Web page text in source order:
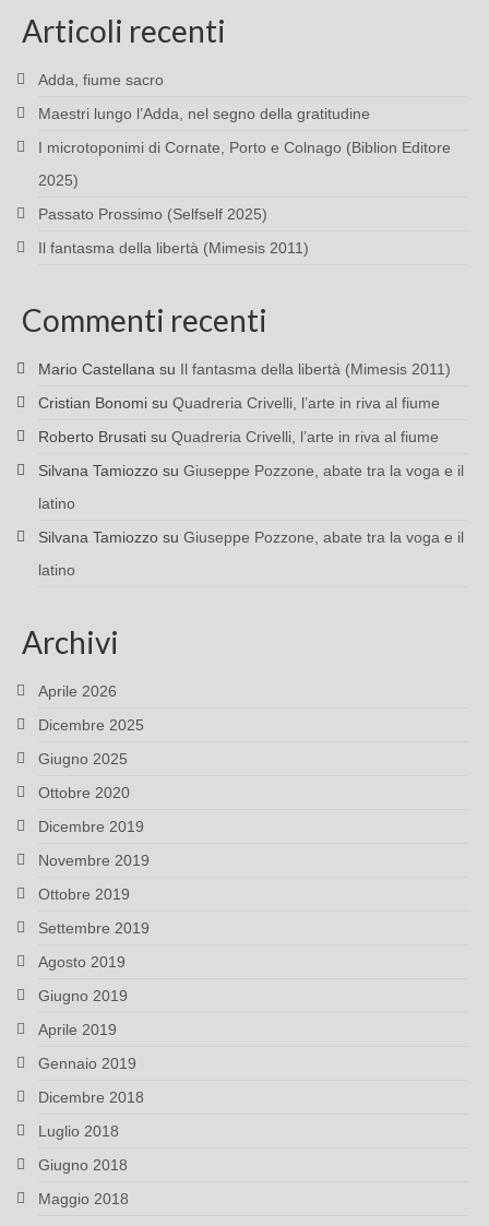
Articoli recenti
Adda, fiume sacro
Maestri lungo l’Adda, nel segno della gratitudine
I microtoponimi di Cornate, Porto e Colnago (Biblion Editore
2025)
Passato Prossimo (Selfself 2025)
Il fantasma della libertà (Mimesis 2011)
Commenti recenti
Mario Castellana su Il fantasma della libertà (Mimesis 2011)
Cristian Bonomi su Quadreria Crivelli, l’arte in riva al fiume
Roberto Brusati su Quadreria Crivelli, l’arte in riva al fiume
Silvana Tamiozzo su Giuseppe Pozzone, abate tra la voga e il
latino
Silvana Tamiozzo su Giuseppe Pozzone, abate tra la voga e il
latino
Archivi
Aprile 2026
Dicembre 2025
Giugno 2025
Ottobre 2020
Dicembre 2019
Novembre 2019
Ottobre 2019
Settembre 2019
Agosto 2019
Giugno 2019
Aprile 2019
Gennaio 2019
Dicembre 2018
Luglio 2018
Giugno 2018
Maggio 2018